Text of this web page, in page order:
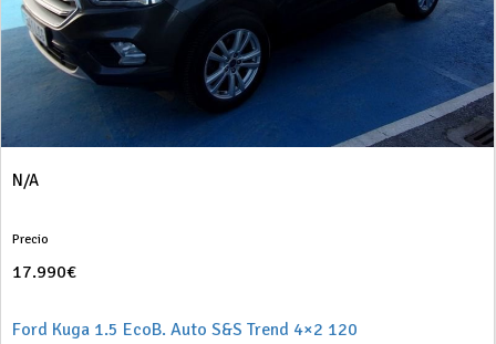
N/A
Precio
17.990€
Ford Kuga 1.5 EcoB. Auto S&S Trend 4×2 120